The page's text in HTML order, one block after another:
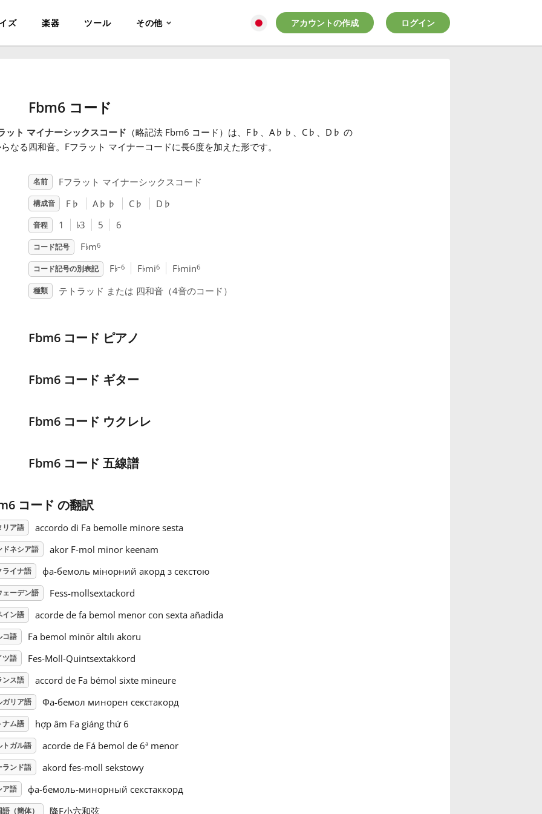
ズ 楽器 ツール その他 アカウントの作成 ログイン
Fbm6 コード
ット マイナーシックスコード （略記法 Fbm6 コード）は、F♭ 、A♭ ♭ 、C♭ 、D ♭ の
なる四和音。Fフラット マイナーコードに長6度を加えた形です。
名前 Fフラット マイナーシックスコード
構成音 F♭ A♭ ♭ C♭ D ♭
音程 1 ♭3 5 6
コード記号 F♭m6
コード記号の別表記 F♭–6 F♭mi6 F♭min6
種類 テトラッド または 四和音（4音のコード）
Fbm6 コード ピアノ
Fbm6 コード ギター
Fbm6 コード ウクレレ
Fbm6 コード 五線譜
コード の翻訳
リア語 accordo di Fa bemolle minore sesta
ドネシア語 akor F-mol minor keenam
ライナ語 фа-бемоль мінорний акорд з секстою
ェーデン語 Fess-mollsextackord
イン語 acorde de fa bemol menor con sexta añadida
コ語 Fa bemol minör altılı akoru
ツ語 Fes-Moll-Quintsextakkord
ンス語 accord de Fa bémol sixte mineure
ガリア語 Фа-бемол минорен секстакорд
ナム語 hợp âm Fa giáng thứ 6
トガル語 acorde de Fá bemol de 6ª menor
ランド語 akord fes-moll sekstowy
ア語 фа-бемоль-минорный секстаккорд
（簡体） 降F小六和弦